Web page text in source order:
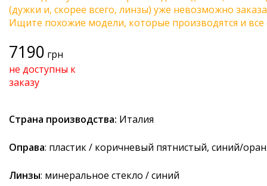
(дужки и, скорее всего, линзы) уже невозможно
Ищите похожие модели, которые производятся и
7190 грн
не доступны к
заказу
Страна производства: Италия
Оправа: пластик / коричневый пятнистый, синий/
Линзы: минеральное стекло / синий